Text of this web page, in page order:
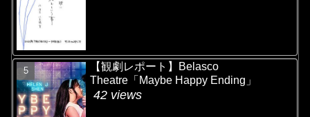
【観劇レポート】Belasco
Theatre「Maybe Happy Ending」
42 views